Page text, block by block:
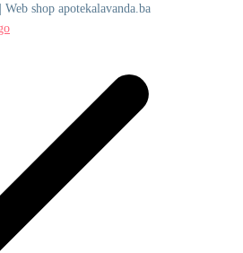
shop apotekalavanda.ba